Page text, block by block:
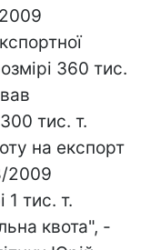
360 тис.
тис. т.
на експорт
2009
1 тис. т.
квота", -